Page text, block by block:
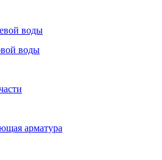
воды
воды
арматура